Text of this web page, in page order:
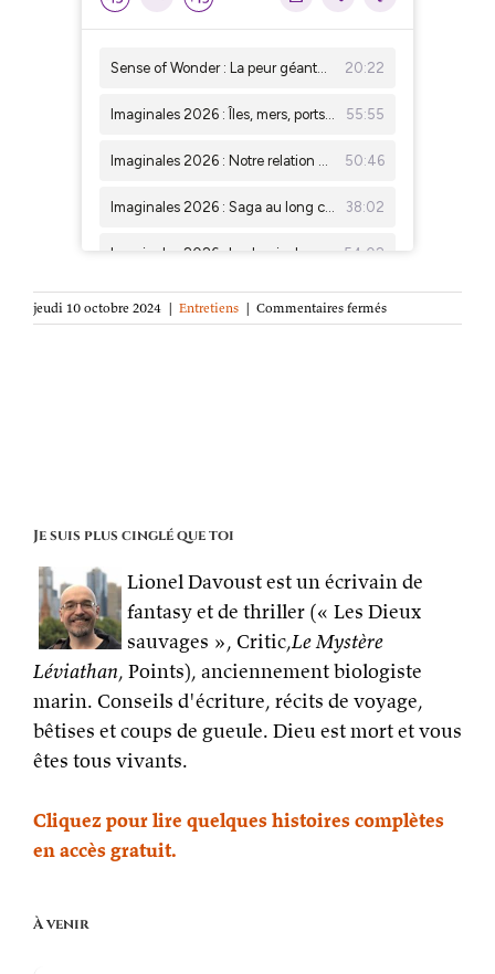
jeudi 10 octobre 2024 | Entretiens | Commentaires ferméssur
Intelligence
Je suis plus cinglé que toi
Lionel Davoust est un écrivain de
fantasy et de thriller (« Les Dieux
sauvages », Critic,Le Mystère
Léviathan, Points), anciennement biologiste
marin. Conseils d'écriture, récits de voyage,
bêtises et coups de gueule. Dieu est mort et vous
êtes tous vivants.
Cliquez pour lire quelques histoires complètes
en accès gratuit.
À venir